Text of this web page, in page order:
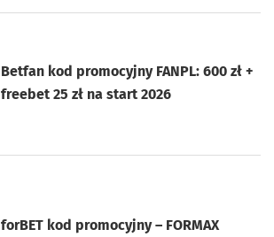
Betfan kod promocyjny FANPL: 600 zł +
freebet 25 zł na start 2026
forBET kod promocyjny – FORMAX